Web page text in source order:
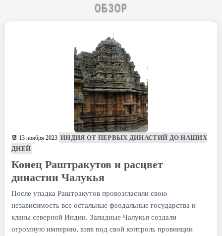
ОБЗОР
📆 13 ноября 2023 ИНДИЯ ОТ ПЕРВЫХ ДИНАСТИЙ ДО НАШИХ
ДНЕЙ
Конец Раштракутов и расцвет
династии Чалукья
После упадка Раштракутов провозгласили свою
независимость все остальные феодальные государства и
кланы северной Индии. Западные Чалукья создали
огромную империю, взяв под свой контроль провинции